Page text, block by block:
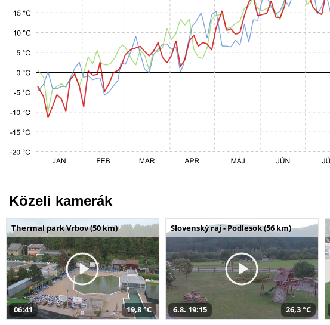
Közeli kamerák
Thermal park Vrbov (50 km)
06:41 19,8 °C
Slovenský raj - Podlesok (56 km)
6.8. 19:15 26,3 °C